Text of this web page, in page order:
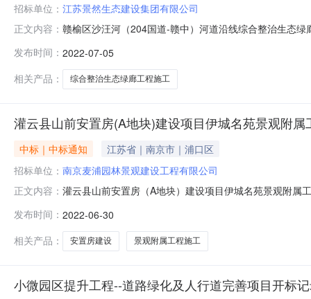
招标单位： 江苏景然生态建设集团有限公司
正文内容： 赣榆区沙汪河（204国道-赣中）河道沿线综合整治生态
有限公司;项目负责人:张森;报价:0.00元\/%;工期:日历天;
发布时间： 2022-07-05
相关产品：
综合整治生态绿廊工程施工
灌云县山前安置房(A地块)建设项目伊城名苑景观附属
中标｜中标通知
江苏省｜南京市｜浦口区
招标单位： 南京麦浦园林景观建设工程有限公司
正文内容： 灌云县山前安置房（A地块）建设项目伊城名苑景观附属
程有限公司;项目负责人:权开花;报价:0.00元\/%;工期:日
发布时间： 2022-06-30
相关产品：
安置房建设 景观附属工程施工
小微园区提升工程--道路绿化及人行道完善项目开标